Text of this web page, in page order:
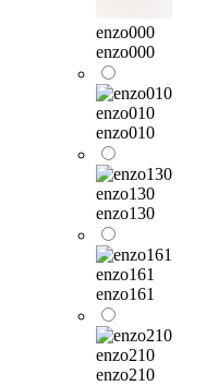
enzo000
enzo000
enzo010
enzo010
enzo130
enzo130
enzo161
enzo161
enzo210
enzo210